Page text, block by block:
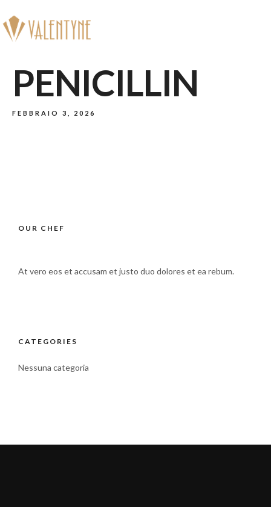
PENICILLIN
FEBBRAIO 3, 2026
OUR CHEF
At vero eos et accusam et justo duo dolores et ea rebum.
CATEGORIES
Nessuna categoria